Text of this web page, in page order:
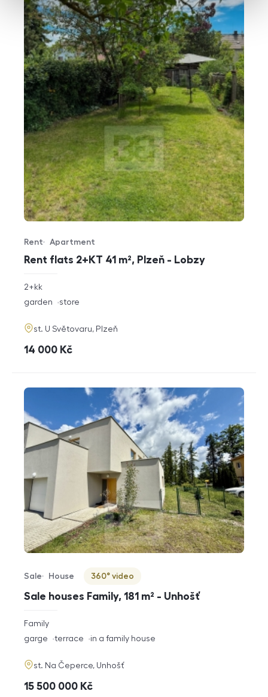
Rent flats 2+KT 41 m², Plzeň - Lobzy
Offer type
Rent
Property type
Apartment
rozměry
2+kk
funkce
garden store
adresa
st. U Světovaru, Plzeň
cena
14 000 Kč
Sale houses Family, 181 m² - Unhošť
Offer type
Sale
Property type
House
Virtuální prohlídka
360° video
rozměry
disposition
Family
funkce
garge terrace in a family house
adresa
st. Na Čeperce, Unhošť
cena
15 500 000 Kč